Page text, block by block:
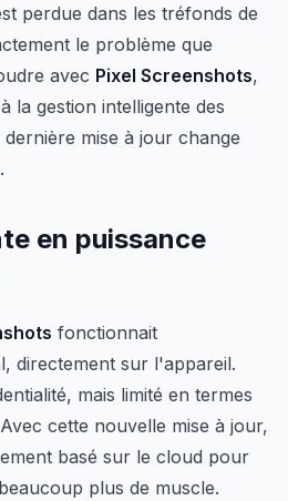
perdue dans les tréfonds de
le problème que
avec Pixel Screenshots,
la gestion intelligente des
mise à jour change
en puissance
fonctionnait
directement sur l'appareil.
mais limité en termes
cette nouvelle mise à jour,
basé sur le cloud pour
plus de muscle.